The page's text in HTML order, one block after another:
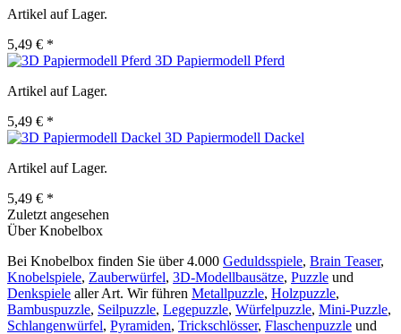
Artikel auf Lager.
5,49 € *
3D Papiermodell Pferd
Artikel auf Lager.
5,49 € *
3D Papiermodell Dackel
Artikel auf Lager.
5,49 € *
Zuletzt angesehen
Über Knobelbox
Bei Knobelbox finden Sie über 4.000 Geduldsspiele, Brain Teaser,
Knobelspiele, Zauberwürfel, 3D-Modellbausätze, Puzzle und
Denkspiele aller Art. Wir führen Metallpuzzle, Holzpuzzle,
Bambuspuzzle, Seilpuzzle, Legepuzzle, Würfelpuzzle, Mini-Puzzle,
Schlangenwürfel, Pyramiden, Trickschlösser, Flaschenpuzzle und